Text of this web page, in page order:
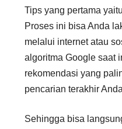
Tips yang pertama
Proses ini bisa Anda
melalui internet atau
algoritma Google saat
rekomendasi yang
pencarian terakhir
Sehingga bisa